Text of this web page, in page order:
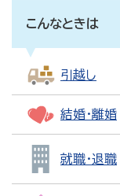
こんなときは
引越し
結婚・離婚
就職・退職